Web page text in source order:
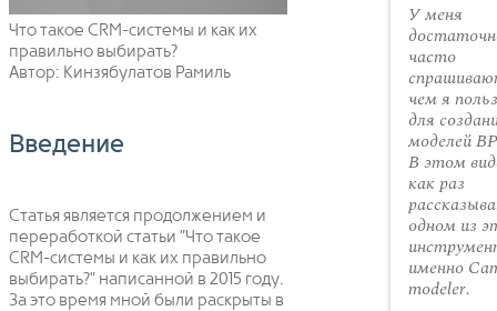
Что такое CRM-системы и как их
правильно выбирать?
Автор: Кинзябулатов Рамиль
Введение
Статья является продолжением и
переработкой статьи "Что такое
CRM-системы и как их правильно
выбирать?" написанной в 2015 году.
За это время мной были раскрыты в
У меня
часто
чем я
для
моделей
В этом
как раз
одном из
именно
modeler.